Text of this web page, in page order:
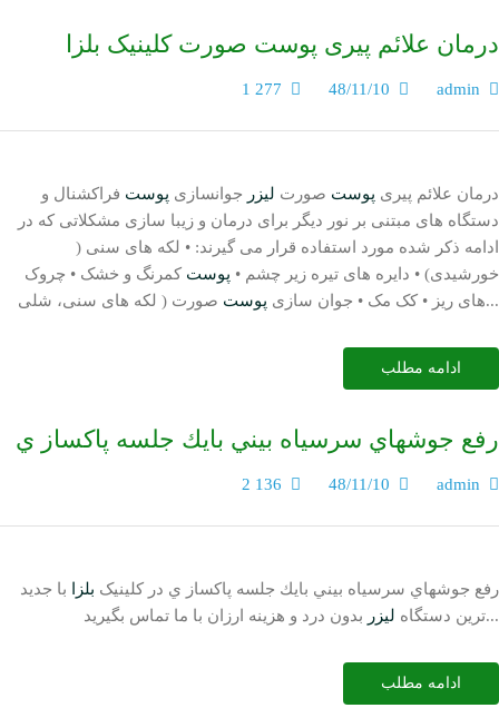
درمان علائم پیری پوست صورت کلینیک بلزا
admin
48/11/10
1 277
درمان علائم پیری پوست صورت لیزر جوانسازی پوست فراکشنال و
دستگاه های مبتنی بر نور دیگر برای درمان و زیبا سازی مشکلاتی که در
ادامه ذکر شده مورد استفاده قرار می گیرند: • لکه های سنی (
خورشیدی) • دایره های تیره زیر چشم • پوست کمرنگ و خشک • چروک
های ریز • کک مک • جوان سازی پوست صورت ( لکه های سنی، شلی...
ادامه مطلب
رفع جوشهاي سرسياه بيني بايك جلسه پاكساز ي
admin
48/11/10
2 136
رفع جوشهاي سرسياه بيني بايك جلسه پاكساز ي در کلینیک بلزا
با جدید
ترین دستگاه لیزر بدون درد و هزینه ارزان با ما تماس بگیرید...
ادامه مطلب